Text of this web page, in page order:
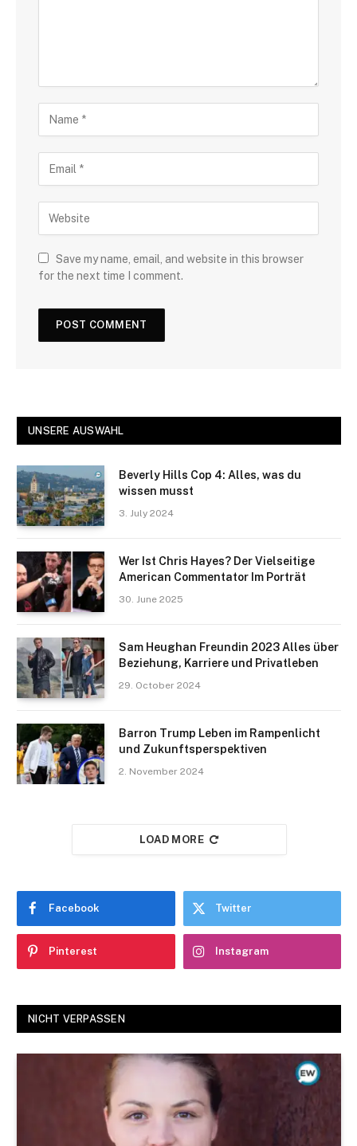
Save my name, email, and website in this browser
for the next time I comment.
UNSERE AUSWAHL
Beverly Hills Cop 4: Alles, was du
wissen musst
3. July 2024
Wer Ist Chris Hayes? Der Vielseitige
American Commentator Im Porträt
30. June 2025
Sam Heughan Freundin 2023 Alles über
Beziehung, Karriere und Privatleben
29. October 2024
Barron Trump Leben im Rampenlicht
und Zukunftsperspektiven
2. November 2024
LOAD MORE
Facebook Twitter
Pinterest Instagram
NICHT VERPASSEN